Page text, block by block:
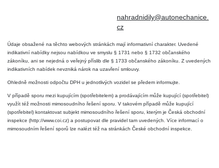
nahradnidily@autonechanice.
cz
Údaje obsažené na těchto webových stránkách mají informativní charakter. Uvedené
indikativní nabídky nejsou nabídkou ve smyslu § 1731 nebo § 1732 občanského
zákoníku, ani se nejedná o veřejný příslib dle § 1733 občanského zákoníku. Z uvedených
indikativních nabídek nevzniká nárok na uzavření smlouvy.
Ohledně možnosti odpočtu DPH u jednotlivých vozidel se předem informujte.
V případě sporu mezi kupujícím (spotřebitelem) a prodávajícím může kupující (spotřebitel)
využít též možnosti mimosoudního řešení sporu. V takovém případě může kupující
(spotřebitel) kontaktovat subjekt mimosoudního řešení sporu, kterým je Česká obchodní
inspekce (http://www.coi.cz) a postupovat dle pravidel tam uvedených. Více informací o
mimosoudním řešení sporů lze nalézt též na stránkách České obchodní inspekce.